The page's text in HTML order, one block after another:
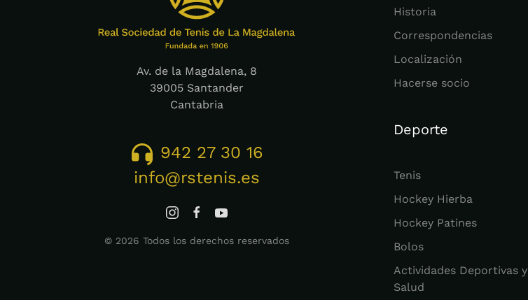
Av. de la Magdalena, 8
39005 Santander
Cantabria
942 27 30 16
info@rstenis.es
© 2026 Todos los derechos reservados
Historia
Correspondencias
Localización
Hacerse socio
Deporte
Tenis
Hockey Hierba
Hockey Patines
Bolos
Actividades Deportivas y
Salud